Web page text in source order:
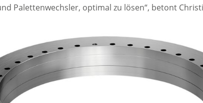
Palettenwechsler, optimal zu lösen“, betont